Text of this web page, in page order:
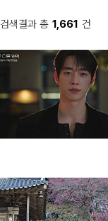
검색결과 총 1,661 건